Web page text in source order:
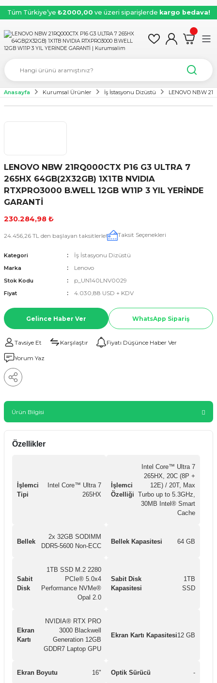
Tüm Türkiye’ye ₺2000,00 ve üzeri siparişlerde kargo bedava!
Anasayfa Kurumsal Ürünler İş İstasyonu Dizüstü LENOVO NBW
LENOVO NBW 21RQ000CTX P16 G3 ULTRA 7
265HX 64GB(2X32GB) 1X1TB NVIDIA
RTXPRO3000 B.WELL 12GB W11P 3 YIL YERİNDE
GARANTİ
230.284,98 ₺
24.456,26 TL den başlayan taksitlerle! Taksit Seçenekleri
Kategori İş İstasyonu Dizüstü
Marka Lenovo
Stok Kodu p_UN140LNV0029
Fiyat 4.030,88 USD + KDV
Gelince Haber Ver WhatsApp Sipariş
Tavsiye Et Karşılaştır Fiyatı Düşünce Haber Ver
Yorum Yaz
Ürün Bilgisi
Özellikler
İşlemci
Tipi
Intel Core™ Ultra 7
265HX
İşlemci
Özelliği
Intel Core™ Ultra 7
265HX, 20C (8P +
12E) / 20T, Max
Turbo up to 5.3GHz,
30MB Intel® Smart
Cache
Bellek
2x 32GB SODIMM
DDR5-5600 Non-ECC
Bellek Kapasitesi 64 GB
Sabit
Disk
1TB SSD M.2 2280
PCIe® 5.0x4
Performance NVMe®
Opal 2.0
Sabit Disk
Kapasitesi
1TB
SSD
Ekran
Kartı
NVIDIA® RTX PRO
3000 Blackwell
Generation 12GB
GDDR7 Laptop GPU
Ekran Kartı Kapasitesi12 GB
Ekran Boyutu 16" Optik Sürücü -